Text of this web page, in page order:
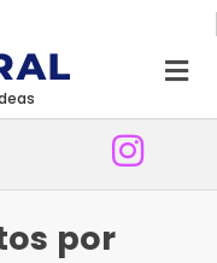
por